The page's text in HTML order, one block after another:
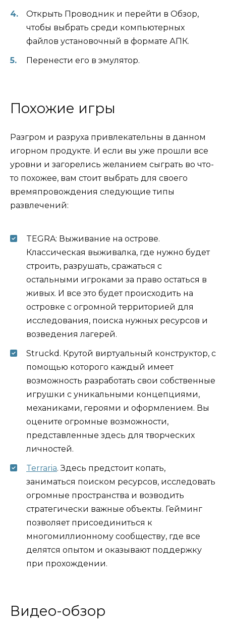
Открыть Проводник и перейти в Обзор,
чтобы выбрать среди компьютерных
файлов установочный в формате АПК.
Перенести его в эмулятор.
Похожие игры
Разгром и разруха привлекательны в данном
игорном продукте. И если вы уже прошли все
уровни и загорелись желанием сыграть во что-
то похожее, вам стоит выбрать для своего
времяпровождения следующие типы
развлечений:
TEGRA: Выживание на острове.
Классическая выживалка, где нужно будет
строить, разрушать, сражаться с
остальными игроками за право остаться в
живых. И все это будет происходить на
островке с огромной территорией для
исследования, поиска нужных ресурсов и
возведения лагерей.
Struckd. Крутой виртуальный конструктор, с
помощью которого каждый имеет
возможность разработать свои собственные
игрушки с уникальными концепциями,
механиками, героями и оформлением. Вы
оцените огромные возможности,
представленные здесь для творческих
личностей.
Terraria. Здесь предстоит копать,
заниматься поиском ресурсов, исследовать
огромные пространства и возводить
стратегически важные объекты. Гейминг
позволяет присоединиться к
многомиллионному сообществу, где все
делятся опытом и оказывают поддержку
при прохождении.
Видео-обзор